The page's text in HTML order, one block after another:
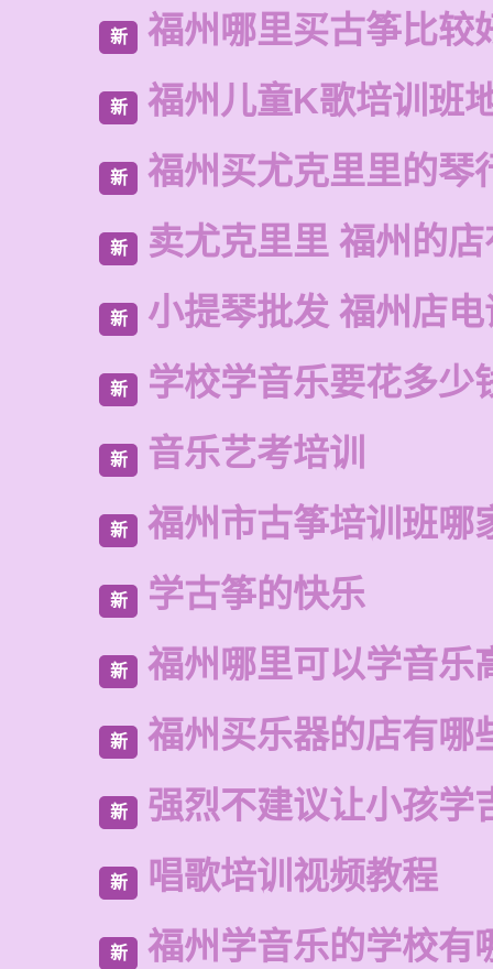
新 福州哪里买古筝比较
新 福州儿童K歌培训班
新 福州买尤克里里的琴
新 卖尤克里里 福州的
新 小提琴批发 福州店
新 学校学音乐要花多少
新 音乐艺考培训
新 福州市古筝培训班哪
新 学古筝的快乐
新 福州哪里可以学音乐
新 福州买乐器的店有哪
新 强烈不建议让小孩学
新 唱歌培训视频教程
新 福州学音乐的学校有